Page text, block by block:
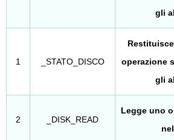
gli
1 _STATO_DISCO
operazione
gli
2 _DISK_READ
Legge uno